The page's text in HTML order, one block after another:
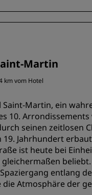
Martin
km vom Hotel
Saint-Martin, ein
10. Arrondissements
seinen zeitlosen
Jahrhundert
ist heute bei
entlang
die Atmosphäre der